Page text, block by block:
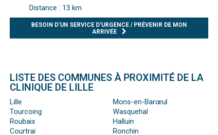
Distance : 13 km
BESOIN D’UN SERVICE D’URGENCE / PRÉVENIR DE MON
ARRIVÉE
LISTE DES COMMUNES À PROXIMITÉ DE LA
CLINIQUE DE LILLE
Lille
Tourcoing
Roubaix
Courtrai
Mons-en-Barœul
Wasquehal
Halluin
Ronchin